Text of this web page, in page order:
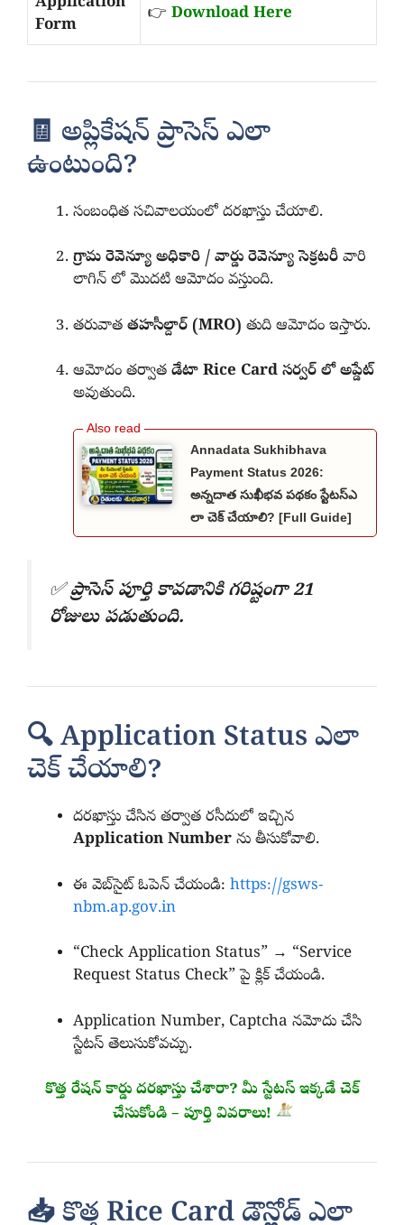
Form
👉 Download Here
🧾 అప్లికేషన్ ప్రాసెస్ ఎలా
ఉంటుంది?
సంబంధిత సచివాలయంలో దరఖాస్తు చేయాలి.
గ్రామ రెవెన్యూ అధికారి / వార్డు రెవెన్యూ సెక్రటరీ వారి
లాగిన్ లో మొదటి ఆమోదం వస్తుంది.
తరువాత తహసీల్దార్ (MRO) తుది ఆమోదం ఇస్తారు.
ఆమోదం తర్వాత డేటా Rice Card సర్వర్ లో అప్డేట్
అవుతుంది.
Annadata Sukhibhava
Payment Status 2026:
అన్నదాత సుఖీభవ పథకం స్టేటస్ఎ
లా చెక్ చేయాలి? [Full Guide]
✅ప్రాసెస్ పూర్తి కావడానికి గరిష్టంగా 21
రోజులు పడుతుంది.
🔍 Application Status ఎలా
చెక్ చేయాలి?
దరఖాస్తు చేసిన తర్వాత రసీదులో ఇచ్చిన
Application Number ను తీసుకోవాలి.
ఈ వెబ్‌సైట్ ఓపెన్ చేయండి: https://gsws-
nbm.ap.gov.in
“Check Application Status” → “Service
Request Status Check” పై క్లిక్ చేయండి.
Application Number, Captcha నమోదు చేసి
స్టేటస్ తెలుసుకోవచ్చు.
కొత్త రేషన్ కార్డు దరఖాస్తు చేశారా? మీ స్టేటస్ ఇక్కడే చెక్
చేసుకోండి – పూర్తి వివరాలు!
📥 కొత్త Rice Card డౌన్లోడ్ ఎలా